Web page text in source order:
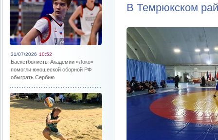
31/07/2026 10:52
Баскетболисты Академии «Локо»
помогли юношеской сборной РФ
обыграть Сербию
В Темрюкском